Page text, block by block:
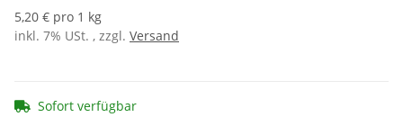
5,20 € pro 1 kg
inkl. 7% USt. , zzgl. Versand
Sofort verfügbar